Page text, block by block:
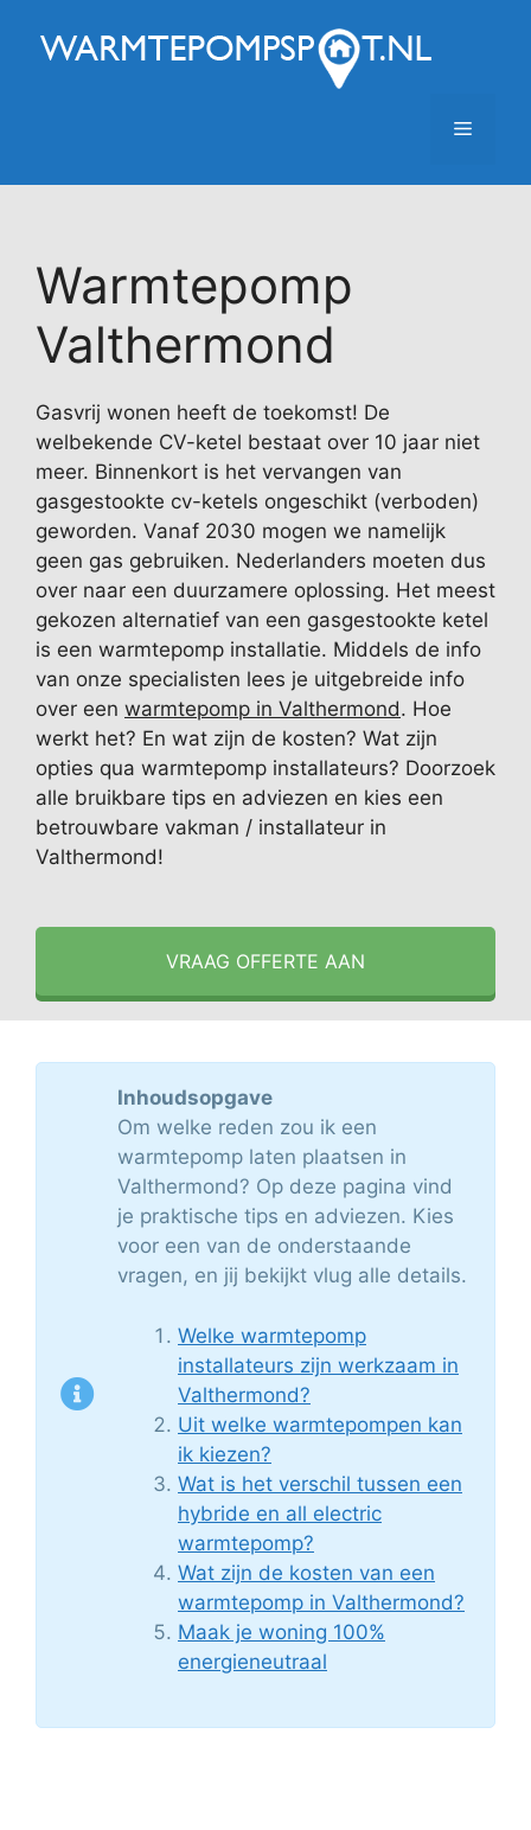
naar
Menu
Warmtepomp
Valthermond
Gasvrij wonen heeft de toekomst! De
welbekende CV-ketel bestaat over 10 jaar niet
meer. Binnenkort is het vervangen van
gasgestookte cv-ketels ongeschikt (verboden)
geworden. Vanaf 2030 mogen we namelijk
geen gas gebruiken. Nederlanders moeten dus
over naar een duurzamere oplossing. Het meest
gekozen alternatief van een gasgestookte ketel
is een warmtepomp installatie. Middels de info
van onze specialisten lees je uitgebreide info
over een warmtepomp in Valthermond. Hoe
werkt het? En wat zijn de kosten? Wat zijn
opties qua warmtepomp installateurs? Doorzoek
alle bruikbare tips en adviezen en kies een
betrouwbare vakman / installateur in
Valthermond!
VRAAG OFFERTE AAN
Inhoudsopgave
Om welke reden zou ik een
warmtepomp laten plaatsen in
Valthermond? Op deze pagina vind
je praktische tips en adviezen. Kies
voor een van de onderstaande
vragen, en jij bekijkt vlug alle details.
Welke warmtepomp
installateurs zijn werkzaam in
Valthermond?
Uit welke warmtepompen kan
ik kiezen?
Wat is het verschil tussen een
hybride en all electric
warmtepomp?
Wat zijn de kosten van een
warmtepomp in Valthermond?
Maak je woning 100%
energieneutraal